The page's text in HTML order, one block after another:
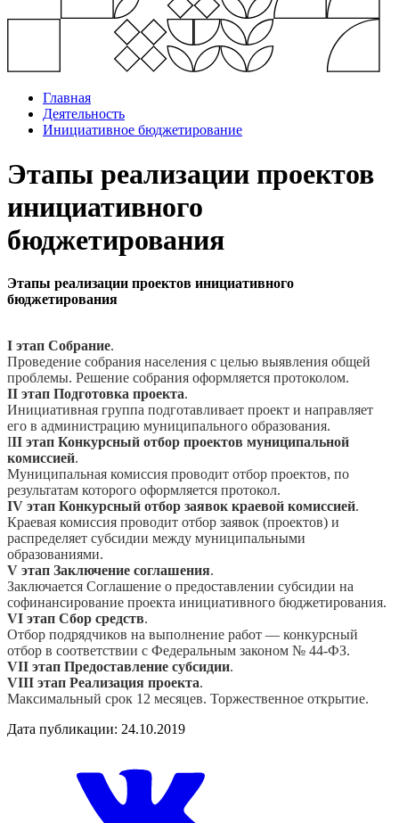
Главная
Деятельность
Инициативное бюджетирование
Этапы реализации проектов
инициативного
бюджетирования
Этапы реализации проектов инициативного
бюджетирования
I этап Собрание.
Проведение собрания населения с целью выявления общей
проблемы. Решение собрания оформляется протоколом.
II этап Подготовка проекта.
Инициативная группа подготавливает проект и направляет
его в администрацию муниципального образования.
III этап Конкурсный отбор проектов муниципальной
комиссией.
Муниципальная комиссия проводит отбор проектов, по
результатам которого оформляется протокол.
IV этап Конкурсный отбор заявок краевой комиссией.
Краевая комиссия проводит отбор заявок (проектов) и
распределяет субсидии между муниципальными
образованиями.
V этап Заключение соглашения.
Заключается Соглашение о предоставлении субсидии на
софинансирование проекта инициативного бюджетирования.
VI этап Сбор средств.
Отбор подрядчиков на выполнение работ — конкурсный
отбор в соответствии с Федеральным законом № 44-ФЗ.
VII этап Предоставление субсидии.
VIII этап Реализация проекта.
Максимальный срок 12 месяцев. Торжественное открытие.
Дата публикации: 24.10.2019